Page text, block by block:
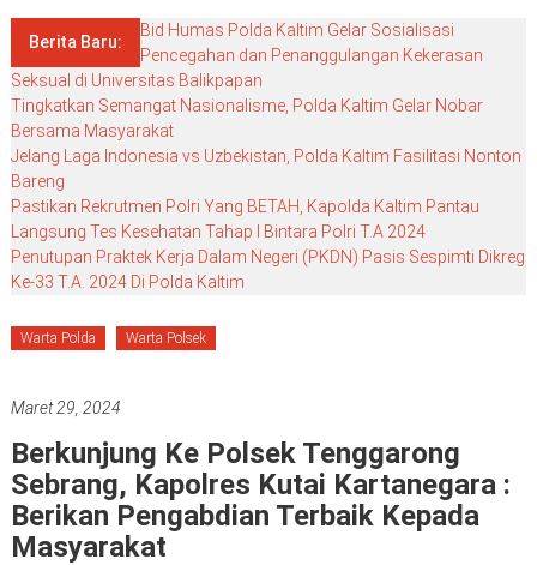
MATIBerita Baru:
Bid Humas Polda Kaltim Gelar Sosialisasi
Pencegahan dan Penanggulangan Kekerasan
Seksual di Universitas Balikpapan
Tingkatkan Semangat Nasionalisme, Polda Kaltim Gelar Nobar
Bersama Masyarakat
Jelang Laga Indonesia vs Uzbekistan, Polda Kaltim Fasilitasi Nonton
Bareng
Pastikan Rekrutmen Polri Yang BETAH, Kapolda Kaltim Pantau
Langsung Tes Kesehatan Tahap I Bintara Polri T.A 2024
Penutupan Praktek Kerja Dalam Negeri (PKDN) Pasis Sespimti Dikreg
Ke-33 T.A. 2024 Di Polda Kaltim
Warta Polda Warta Polsek
Maret 29, 2024
Berkunjung Ke Polsek Tenggarong
Sebrang, Kapolres Kutai Kartanegara :
Berikan Pengabdian Terbaik Kepada
Masyarakat